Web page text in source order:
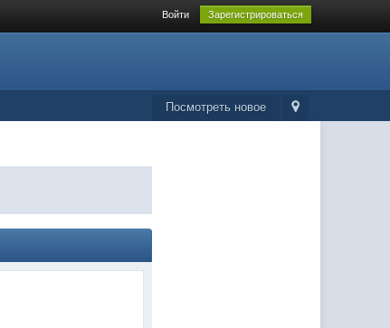
Войти Зарегистрироваться
Посмотреть новое